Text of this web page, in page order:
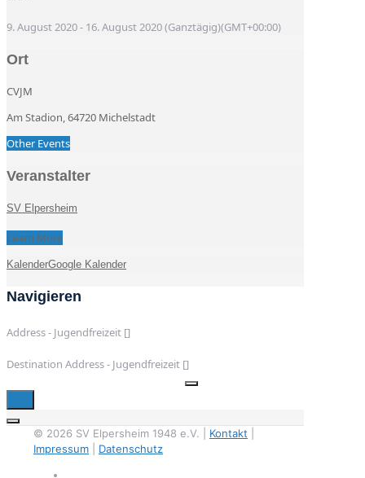
9. August 2020- 16. August 2020(Ganztägig)(GMT+00:00)
Ort
CVJM
Am Stadion, 64720 Michelstadt
Other Events
Veranstalter
SV Elpersheim
Learn More
KalenderGoogle Kalender
Navigieren
Address - Jugendfreizeit []
Destination Address - Jugendfreizeit []
© 2026 SV Elpersheim 1948 e.V. | Kontakt
Impressum
Datenschutz